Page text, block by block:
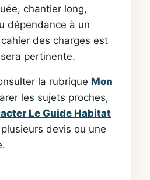
chantier long,
dépendance à un
des charges est
pertinente.
la rubrique Mon
les sujets proches,
Le Guide Habitat
devis ou une